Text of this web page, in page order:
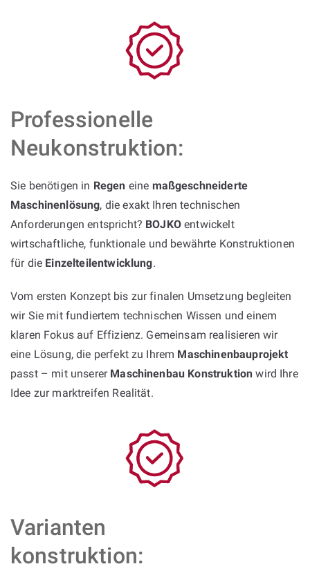
Professionelle
Neukonstruktion:
Sie benötigen in Regen eine maßgeschneiderte
Maschinenlösung, die exakt Ihren technischen
Anforderungen entspricht? BOJKOentwickelt
wirtschaftliche, funktionale und bewährte Konstruktionen
für die Einzelteilentwicklung.
Vom ersten Konzept bis zur finalen Umsetzung begleiten
wir Sie mit fundiertem technischen Wissen und einem
klaren Fokus auf Effizienz. Gemeinsam realisieren wir
eine Lösung, die perfekt zu Ihrem Maschinenbauprojekt
passt – mit unserer Maschinenbau Konstruktion wird Ihre
Idee zur marktreifen Realität.
Varianten
konstruktion: